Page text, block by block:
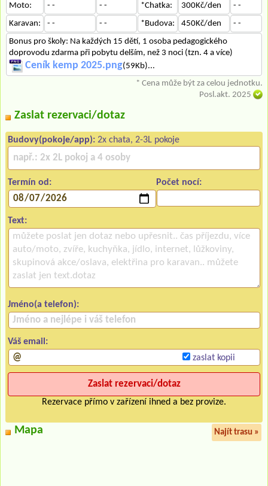
Moto:
- - - - *Chatka: 300Kč/den
- -
Karavan:
- - - - *Budova: 450Kč/den
- -
Bonus pro školy: Na každých 15 dětí, 1 osoba pedagogického
doprovodu zdarma při pobytu delším, než 3 noci (tzn. 4 a více)
Ceník kemp 2025.png(59Kb)...
* Cena může být za celou jednotku.
Posl.akt. 2025
Zaslat rezervaci/dotaz
Budovy(pokoje/app): 2x chata, 2-3L pokoje
Termín od: Počet nocí:
Text:
Jméno(a telefon):
Váš email:
zaslat kopii
Rezervace přímo v zařízení ihned a bez provize.
Mapa Najít trasu »